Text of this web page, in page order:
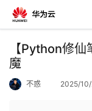
返
回
【Python修
魔
不惑 2025/